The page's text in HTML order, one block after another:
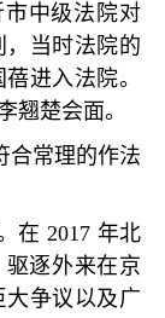
市中级法院对
当时法院的
进入法院。
翘楚会面。
合常理的作法
在 2017 年北
驱逐外来在京
争议以及广